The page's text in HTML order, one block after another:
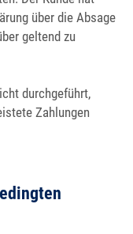
über die Absage
geltend zu
durchgeführt,
Zahlungen